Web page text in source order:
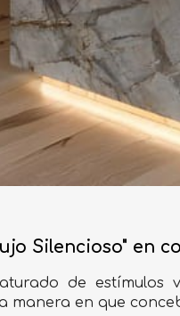
Silencioso" en
de estímulos
manera en que